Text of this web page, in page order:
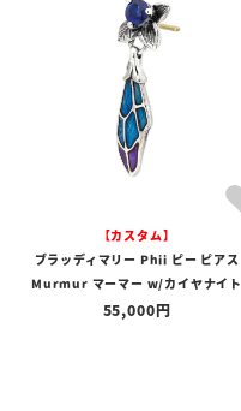
【カスタム】
ブラッディマリー Phii ピー ピアス
Murmur マーマー w/カイヤナイト
55,000